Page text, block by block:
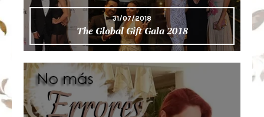
31/07/2018
The Global Gift Gala 2018